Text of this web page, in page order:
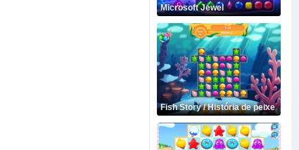
Microsoft Jewel
Fish Story / História de peixe